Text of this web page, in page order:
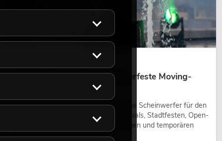
Outdoor Moving-Heads: Wetterfeste Moving-
Outdoor Moving-Heads sind bewegliche Scheinwerfer für den
Einsatz im Freien. Sie werden bei Festivals, Stadtfesten, Open-
Air-Konzerten, Architekturinszenierungen und temporären
Außeninstallationen eingesetzt.